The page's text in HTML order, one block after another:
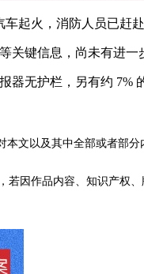
起火，消防人员已赶赴
键信息，尚未有进一
无护栏，另有约 7%
文以及其中全部或者部
因作品内容、知识产权